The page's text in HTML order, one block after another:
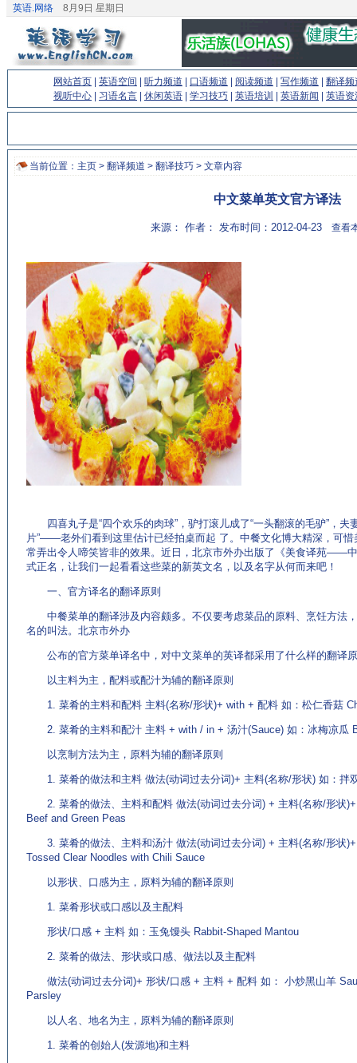
英语.网络 8月9日 星期日
网站首页 英语空间 听力频道 口语频道 阅读频道 写作频道
翻译频
视听中心
习语名言 休闲英语 学习技巧 英语培训 英语新闻 英语资
当前位置： 主页 > 翻译频道 > 翻译技巧 > 文章内容
中文菜单英文官方译法
来源： 作者： 发布时间：2012-04-23 查看
四喜丸子是“四个欢乐的肉球”，驴打滚儿成了“一头翻滚的毛驴”，夫
片”——老外们看到这里估计已经拍桌而起 了。中餐文化博大精深，可惜
常弄出令人啼笑皆非的效果。近日，北京市外办出版了《美食译苑——
式正名，让我们一起看看这些菜的新英文名，以及名字从何而来吧！
一、官方译名的翻译原则
中餐菜单的翻译涉及内容颇多。不仅要考虑菜品的原料、烹饪方法
名的叫法。北京市外办
公布的官方菜单译名中，对中文菜单的英译都采用了什么样的翻译
以主料为主，配料或配汁为辅的翻译原则
1. 菜肴的主料和配料 主料(名称/形状)+ with + 配料 如：松仁香菇
2. 菜肴的主料和配汁 主料 + with / in + 汤汁(Sauce) 如：冰梅凉瓜
以烹制方法为主，原料为辅的翻译原则
1. 菜肴的做法和主料 做法(动词过去分词)+ 主料(名称/形状) 如：拌
2. 菜肴的做法、主料和配料 做法(动词过去分词) + 主料(名称/形状
Beef and Green Peas
3. 菜肴的做法、主料和汤汁 做法(动词过去分词) + 主料(名称/形状
Tossed Clear Noodles with Chili Sauce
以形状、口感为主，原料为辅的翻译原则
1. 菜肴形状或口感以及主配料
形状/口感 + 主料 如：玉兔馒头 Rabbit-Shaped Mantou
2. 菜肴的做法、形状或口感、做法以及主配料
做法(动词过去分词)+ 形状/口感 + 主料 + 配料 如： 小炒黑山羊
Parsley
以人名、地名为主，原料为辅的翻译原则
1. 菜肴的创始人(发源地)和主料